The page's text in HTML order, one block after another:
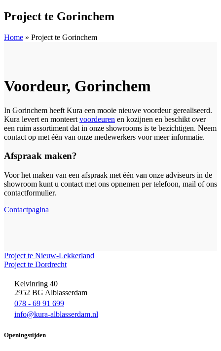
Project te Gorinchem
Home » Project te Gorinchem
Voordeur, Gorinchem
In Gorinchem heeft Kura een mooie nieuwe voordeur gerealiseerd.
Kura levert en monteert voordeuren en kozijnen en beschikt over
een ruim assortiment dat in onze showrooms is te bezichtigen. Neem
contact op met één van onze medewerkers voor meer informatie.
Afspraak maken?
Voor het maken van een afspraak met één van onze adviseurs in de
showroom kunt u contact met ons opnemen per telefoon, mail of ons
contactformulier.
Contactpagina
Project te Nieuw-Lekkerland
Project te Dordrecht
Kelvinring 40
2952 BG Alblasserdam
078 - 69 91 699
info@kura-alblasserdam.nl
Openingstijden